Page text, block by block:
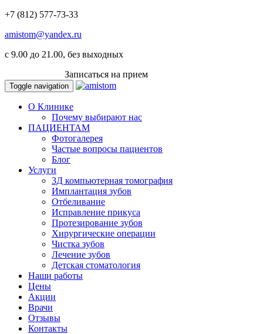
+7 (812) 577-73-33
amistom@yandex.ru
c 9.00 до 21.00, без выходных
Записаться на прием
Toggle navigation
О Клинике
Почему выбирают нас
ПАЦИЕНТАМ
Фотогалерея
Частые вопросы пациентов
Блог
Услуги
3Д компьютерная томография
Имплантация зубов
Отбеливание
Исправление прикуса
Протезирование зубов
Хирургические операции
Чистка зубов
Лечение зубов
Детская стоматология
Наши работы
Цены
Акции
Врачи
Отзывы
Контакты